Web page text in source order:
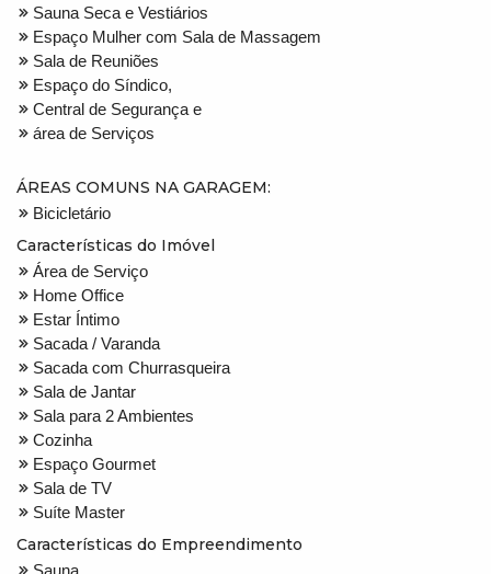
Sauna Seca e Vestiários
Espaço Mulher com Sala de Massagem
Sala de Reuniões
Espaço do Síndico,
Central de Segurança e
área de Serviços
ÁREAS COMUNS NA GARAGEM:
Bicicletário
Características do Imóvel
Área de Serviço
Home Office
Estar Íntimo
Sacada / Varanda
Sacada com Churrasqueira
Sala de Jantar
Sala para 2 Ambientes
Cozinha
Espaço Gourmet
Sala de TV
Suíte Master
Características do Empreendimento
Sauna